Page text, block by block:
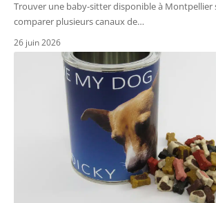
Trouver une baby-sitter disponible à Montpellier
comparer plusieurs canaux de…
26 juin 2026